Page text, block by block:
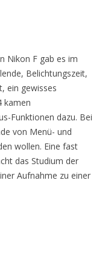
Nikon F gab es im
Belichtungszeit,
ein gewisses
kamen
Funktionen dazu. Bei
von Menü- und
wollen. Eine fast
das Studium der
Aufnahme zu einer